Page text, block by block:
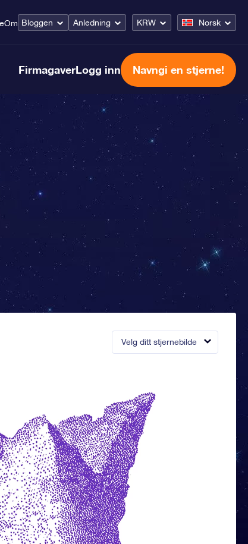
Om Bloggen Anledning KRW Norsk
FirmagaverLogg inn Navngi en stjerne!
Velg ditt stjernebilde